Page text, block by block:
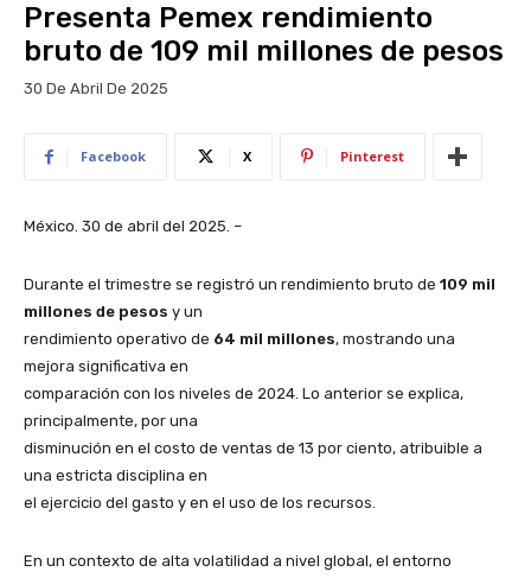
Presenta Pemex rendimiento
bruto de 109 mil millones de pesos
30 De Abril De 2025
Facebook X Pinterest
México. 30 de abril del 2025. –
Durante el trimestre se registró un rendimiento bruto de 109 mil
millones de pesos y un
rendimiento operativo de 64 mil millones, mostrando una
mejora significativa en
comparación con los niveles de 2024. Lo anterior se explica,
principalmente, por una
disminución en el costo de ventas de 13 por ciento, atribuible a
una estricta disciplina en
el ejercicio del gasto y en el uso de los recursos.
En un contexto de alta volatilidad a nivel global, el entorno